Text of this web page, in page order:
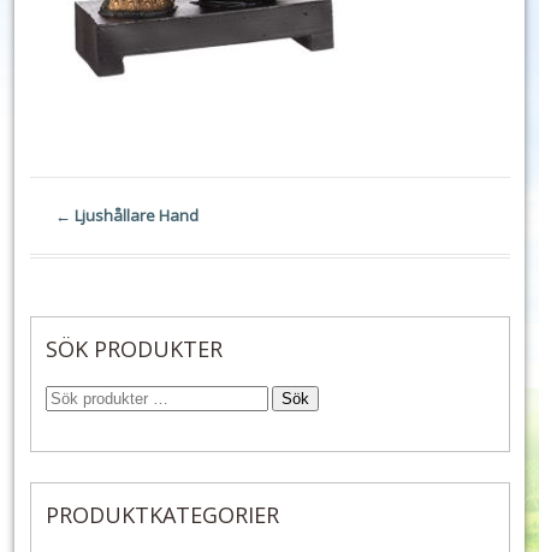
← Ljushållare Hand
SÖK PRODUKTER
Sök
PRODUKTKATEGORIER